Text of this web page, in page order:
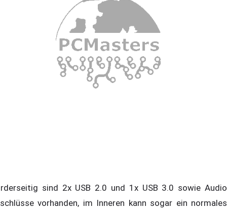
sind 2x USB 2.0 und 1x USB 3.0 sowie Audio
vorhanden, im Inneren kann sogar ein normales